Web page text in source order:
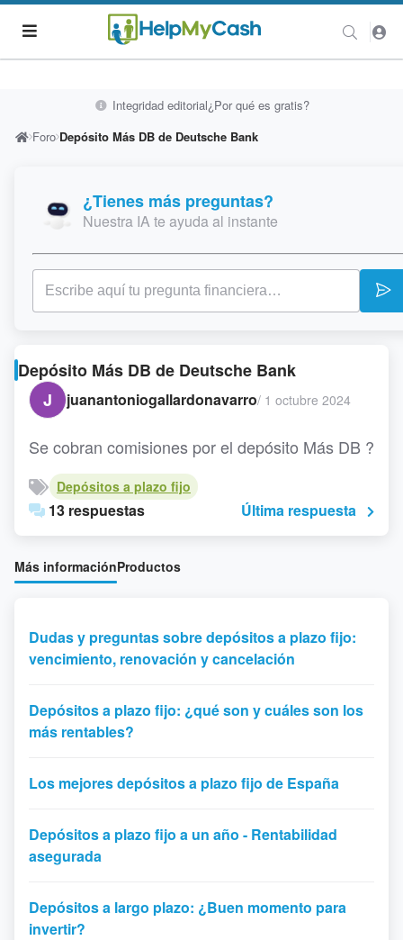
Integridad editorial¿Por qué es gratis?
Foro Depósito Más DB de Deutsche Bank
¿Tienes más preguntas?
Nuestra IA te ayuda al instante
Depósito Más DB de Deutsche Bank
J
juanantoniogallardonavarro/ 1 octubre 2024
Se cobran comisiones por el depósito Más DB ?
Depósitos a plazo fijo
13 respuestas Última respuesta
Más informaciónProductos
Dudas y preguntas sobre depósitos a plazo fijo:
vencimiento, renovación y cancelación
Depósitos a plazo fijo: ¿qué son y cuáles son los
más rentables?
Los mejores depósitos a plazo fijo de España
Depósitos a plazo fijo a un año - Rentabilidad
asegurada
Depósitos a largo plazo: ¿Buen momento para
invertir?